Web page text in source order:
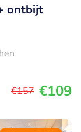
ontbijt
€157 €109